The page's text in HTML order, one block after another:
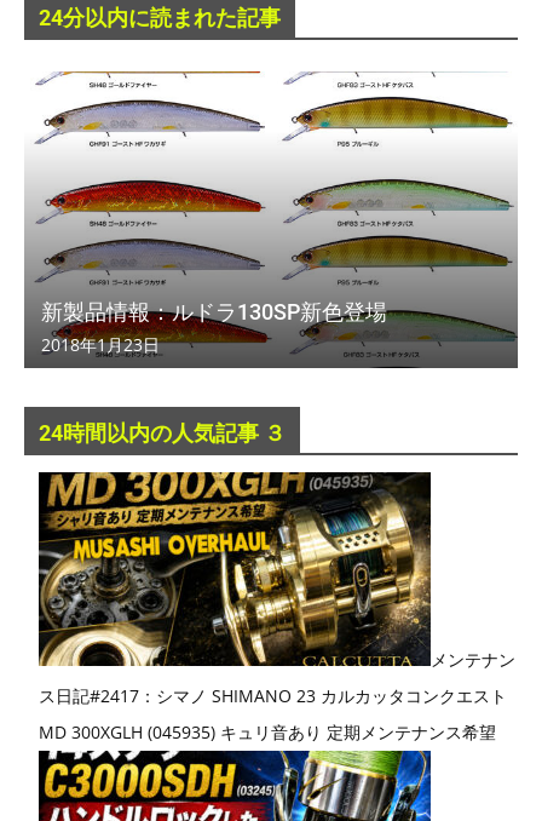
24分以内に読まれた記事
新製品情報：ルドラ130SP新色登場
2018年1月23日
24時間以内の人気記事 ３
メンテナン
ス日記#2417：シマノ SHIMANO 23 カルカッタコンクエスト
MD 300XGLH (045935) キュリ音あり 定期メンテナンス希望